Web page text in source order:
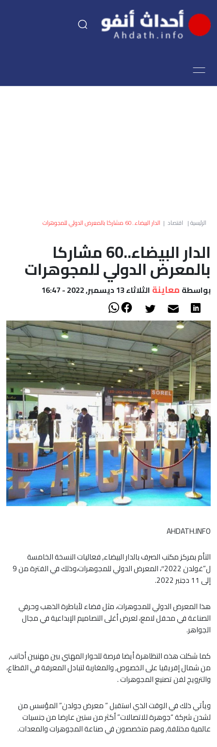
اقتصاد
العالم
أعمدة
الصحراء
الرئيسية| اقتصاد | الدار البيضاء..60 مشاركا بالمعرض الدولي للمجوهرات
الدار البيضاء..60 مشاركا
بالمعرض الدولي للمجوهرات
بواسطة معاينة الثلاثاء 13 ديسمبر, 2022 - 16:47
AHDATH.INFO
التأم بمركز مكتب الصرف بالدار البيضاء, فعاليات النسخة الخامسة
ل”غولدن 2022″، المعرض الدولي للمجوهرات،وذلك في الفترة من 9
إلى 11 دجنبر 2022.
هذا المعرض الدولي للمجوهرات، مثل فضاء لأباطرة الذهب وحرفي
الصناعة في محفل لامع، لعرض أغلى التصاميم الإبداعية في مجال
الجواهر.
كما شكلت هذه التظاهرة أيضا فرصة للحوار المهني بين مهنيين أجانب,
منشمال إفريقيا على الخصوص, والمغاربة لتبادل المعرفة في القطاع،
والترويج لفن تصنيع المجوهرات.
ويأتي ذلك في الوقت الذي استقبل ” معرض جولدن” المؤسس من
لشدن شركة “جوهرة للاتصالات” أكثر من ستين عارضا من جنسيات
عالمية مختلفة, وهم متخصصون في صناعة المجوهرات والمعدات.